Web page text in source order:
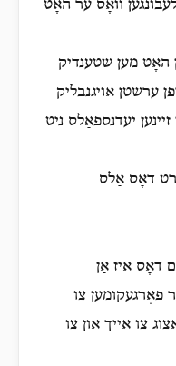
וואָס ער האָט
האָט מען שטענדיק
ערשטן אויגנבליק
יעדנספאַלס ניט
דאָס אַלס
דאָס איז אַן
פאָרגעקומען צו
צו אייך און צו